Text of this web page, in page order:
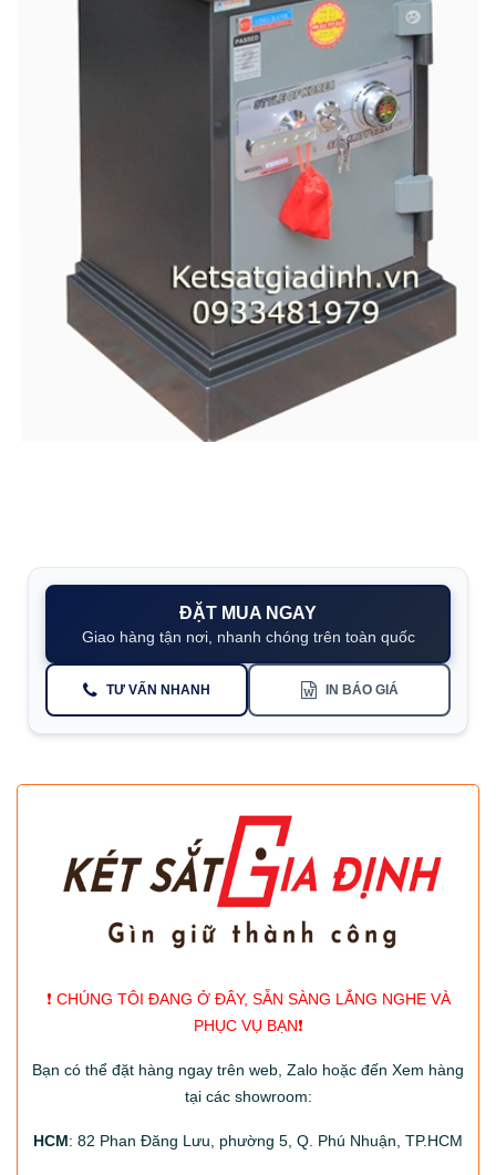
ĐẶT MUA NGAY
Giao hàng tận nơi, nhanh chóng trên toàn quốc
TƯ VẤN NHANH IN BÁO GIÁ
❗️ CHÚNG TÔI ĐANG Ở ĐÂY, SẴN SÀNG LẮNG NGHE VÀ
PHỤC VỤ BẠN❗️
Bạn có thể đặt hàng ngay trên web, Zalo hoặc đến Xem hàng
tại các showroom:
HCM: 82 Phan Đăng Lưu, phường 5, Q. Phú Nhuận, TP.HCM